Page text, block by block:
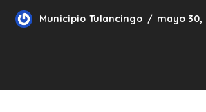
Municipio Tulancingo mayo 30,